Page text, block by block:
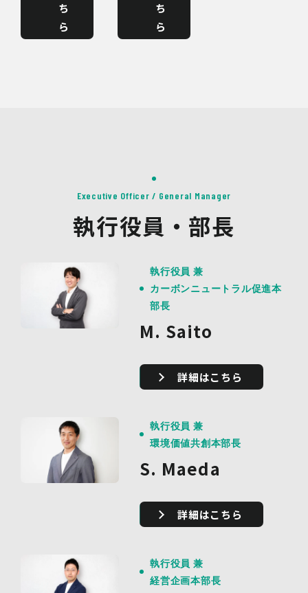
ち
ら
ち
ら
Executive Officer / General Manager
執行役員・部長
執行役員 兼
カーボンニュートラル促進本
部長
M. Saito
詳細はこちら
執行役員 兼
環境価値共創本部長
S. Maeda
詳細はこちら
執行役員 兼
経営企画本部長